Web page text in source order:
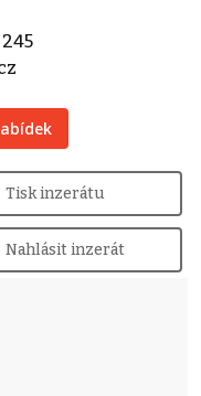
Tisk inzerátu
Nahlásit inzerát